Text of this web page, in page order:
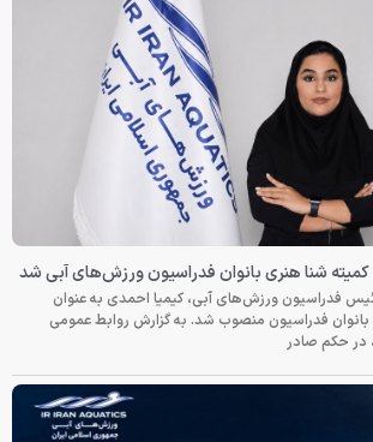
شنا هنری بانوان فدراسیون ورزش‌های آبی شد
فدراسیون ورزش‌های آبی، کیمیا احمدی به عنوان
فدراسیون منصوب شد. به گزارش روابط عمومی
حکم صادر